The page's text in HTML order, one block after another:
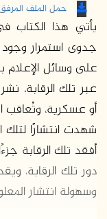
حمل الملف
يأتي هذا الكتاب
جدوى استمرار وجود
على وسائل
عبر تلك الرقابة،
أو عسكرية، وتُعاقب
شهدت انتشارًا لتلك
أفقد تلك الرقابة
دور تلك الرقابة،
وسهولة انتشار